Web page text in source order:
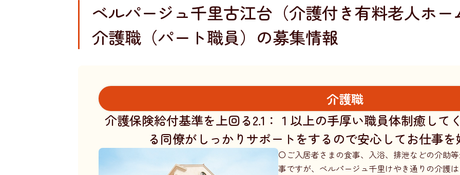
ベルパージュ千里古江台（介護付き有料老人ホー
介護職（パート職員）の募集情報
介護職
介護保険給付基準を上回る2.1：１以上の手厚い職員体制癒して
る同僚がしっかりサポートをするので安心してお仕事
〇ご入居者さまの食事、入浴、排泄などの介助
事ですが、ベルパージュ千里けやき通りの介護